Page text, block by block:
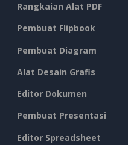
Rangkaian Alat PDF
Pembuat Flipbook
Pembuat Diagram
Alat Desain Grafis
Editor Dokumen
Pembuat Presentasi
Editor Spreadsheet